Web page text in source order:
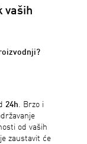
vaših
24h. Brzo i
od vaših
zaustavit će